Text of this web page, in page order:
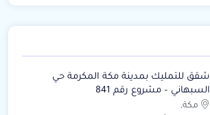
شقق للتمليك بمدينة مكة المكرمة حي
السبهاني – مشروع رقم 841
مكة,